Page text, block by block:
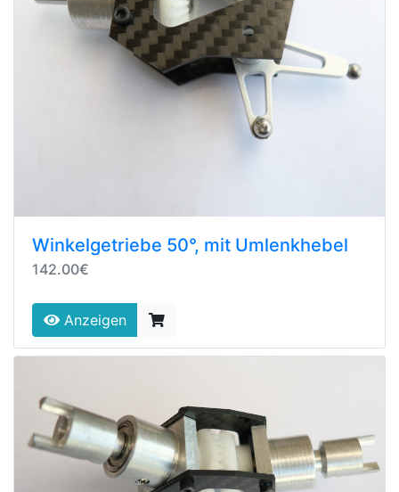
Winkelgetriebe 50°, mit Umlenkhebel
142.00€
Anzeigen